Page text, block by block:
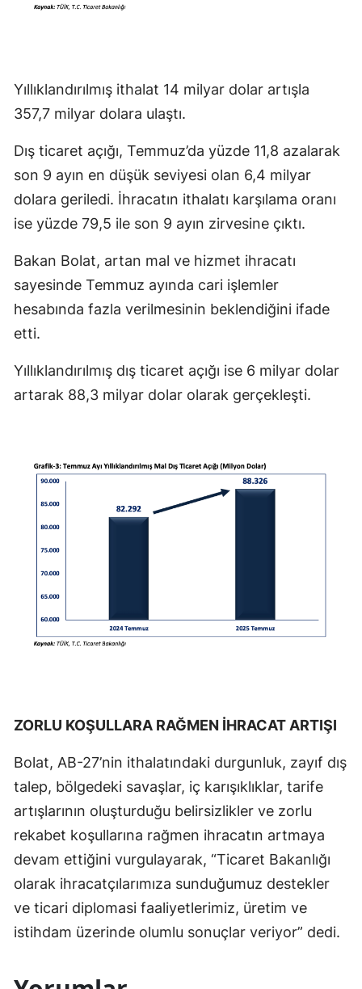
Yıllıklandırılmış ithalat 14 milyar dolar artışla
357,7 milyar dolara ulaştı.
Dış ticaret açığı, Temmuz’da yüzde 11,8 azalarak
son 9 ayın en düşük seviyesi olan 6,4 milyar
dolara geriledi. İhracatın ithalatı karşılama oranı
ise yüzde 79,5 ile son 9 ayın zirvesine çıktı.
Bakan Bolat, artan mal ve hizmet ihracatı
sayesinde Temmuz ayında cari işlemler
hesabında fazla verilmesinin beklendiğini ifade
etti.
Yıllıklandırılmış dış ticaret açığı ise 6 milyar dolar
artarak 88,3 milyar dolar olarak gerçekleşti.
ZORLU KOŞULLARA RAĞMEN İHRACAT ARTIŞI
Bolat, AB-27’nin ithalatındaki durgunluk, zayıf dış
talep, bölgedeki savaşlar, iç karışıklıklar, tarife
artışlarının oluşturduğu belirsizlikler ve zorlu
rekabet koşullarına rağmen ihracatın artmaya
devam ettiğini vurgulayarak, “Ticaret Bakanlığı
olarak ihracatçılarımıza sunduğumuz destekler
ve ticari diplomasi faaliyetlerimiz, üretim ve
istihdam üzerinde olumlu sonuçlar veriyor” dedi.